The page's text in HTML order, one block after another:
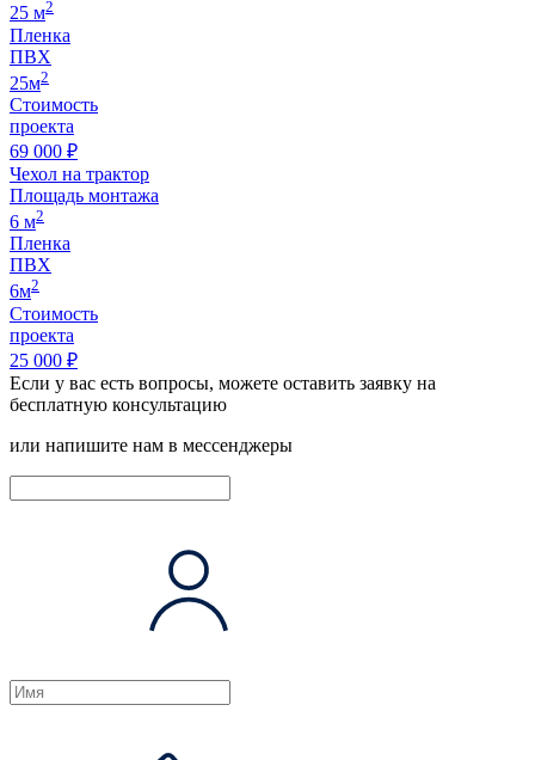
25 м2
Пленка
ПВХ
25м2
Стоимость
проекта
69 000 ₽
Чехол на трактор
Площадь монтажа
6 м2
Пленка
ПВХ
6м2
Стоимость
проекта
25 000 ₽
Если у вас есть вопросы, можете оставить заявку на
бесплатную консультацию
или напишите нам в мессенджеры